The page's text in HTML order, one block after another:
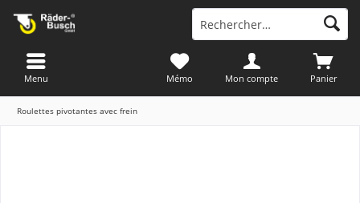
Panier
Mémo Mon compte
Menu
Roulettes pivotantes avec frein